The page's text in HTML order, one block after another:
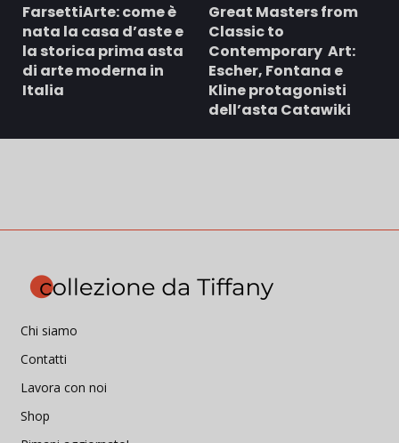
FarsettiArte: come è
nata la casa d’aste e
la storica prima asta
di arte moderna in
Italia
Great Masters from
Classic to
Contemporary Art:
Escher, Fontana e
Kline protagonisti
dell’asta Catawiki
Chi siamo
Contatti
Lavora con noi
Shop